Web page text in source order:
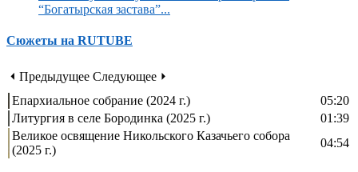
“Богатырская застава”...
Сюжеты на RUTUBE
⏴ Предыдущее Следующее ⏵
Епархиальное собрание (2024 г.)
05:20
Литургия в селе Бородинка (2025 г.)
01:39
Великое освящение Никольского Казачьего собора
(2025 г.)
04:54